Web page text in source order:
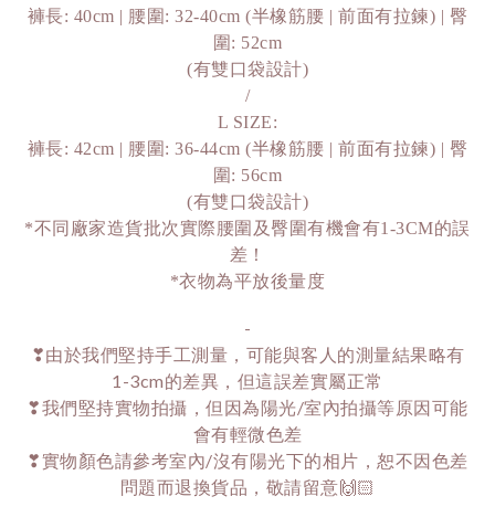
褲長: 40cm | 腰圍: 32-40cm (半橡筋腰 | 前面有拉鍊) | 臀
圍: 52cm
(有雙口袋設計)
/
L SIZE:
褲長: 42cm | 腰圍: 36-44cm (半橡筋腰 | 前面有拉鍊) | 臀
圍: 56cm
(有雙口袋設計)
*不同廠家造貨批次實際腰圍及臀圍有機會有1-3CM的誤
差！
*衣物為平放後量度
-
❣由於我們堅持手工測量，可能與客人的測量結果略有
1-3cm的差異，但這誤差實屬正常
❣我們堅持實物拍攝，但因為陽光/室內拍攝等原因可能
會有輕微色差
❣實物顏色請參考室內/沒有陽光下的相片，恕不因色差
問題而退換貨品，敬請留意🙌🏻